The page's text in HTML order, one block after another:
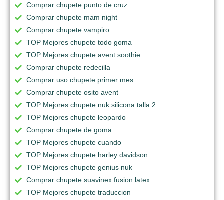
Comprar chupete punto de cruz
Comprar chupete mam night
Comprar chupete vampiro
TOP Mejores chupete todo goma
TOP Mejores chupete avent soothie
Comprar chupete redecilla
Comprar uso chupete primer mes
Comprar chupete osito avent
TOP Mejores chupete nuk silicona talla 2
TOP Mejores chupete leopardo
Comprar chupete de goma
TOP Mejores chupete cuando
TOP Mejores chupete harley davidson
TOP Mejores chupete genius nuk
Comprar chupete suavinex fusion latex
TOP Mejores chupete traduccion